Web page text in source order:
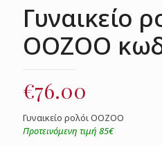
Γυναικείο
OOZOO
€76.00
Γυναικείο ρολόι OOZOO
Προτεινόμενη τιμή 85€